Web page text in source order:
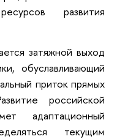
развития
затяжной выход
обуславливающий
приток прямых
российской
адаптационный
текущим